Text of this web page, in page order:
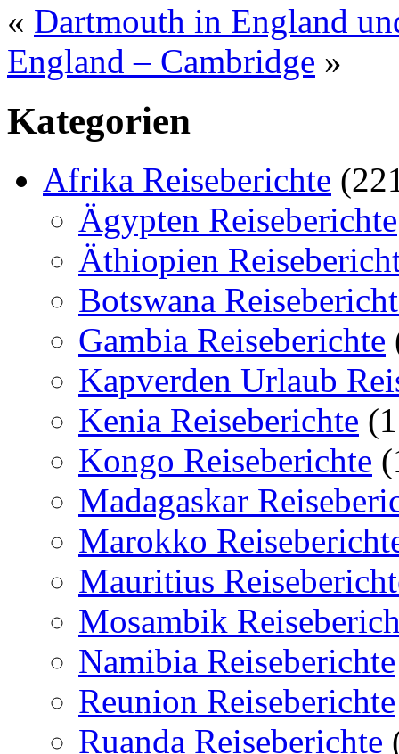
« Dartmouth in England
England – Cambridge »
Kategorien
Afrika Reiseberichte
Ägypten Reiseberichte
Äthiopien
Botswana
Gambia Reiseberichte
Kapverden Urlaub
Kenia Reiseberichte
Kongo Reiseberichte
Madagaskar
Marokko
Mauritius
Mosambik
Namibia Reiseberichte
Reunion Reiseberichte
Ruanda Reiseberichte